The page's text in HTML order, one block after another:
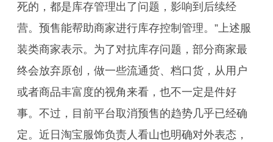
死的，都是库存管理出了问题，影响到后续经
营。预售能帮助商家进行库存控制管理。”上述服
装类商家表示。为了对抗库存问题，部分商家最
终会放弃原创，做一些流通货、档口货，从用户
或者商品丰富度的视角来看，也不一定是件好
事。不过，目前平台取消预售的趋势几乎已经确
定。近日淘宝服饰负责人看山也明确对外表态，